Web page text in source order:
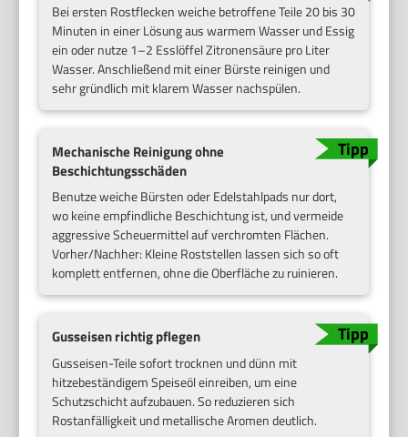
Bei ersten Rostflecken weiche betroffene Teile 20 bis 30
Minuten in einer Lösung aus warmem Wasser und Essig
ein oder nutze 1–2 Esslöffel Zitronensäure pro Liter
Wasser. Anschließend mit einer Bürste reinigen und
sehr gründlich mit klarem Wasser nachspülen.
Mechanische Reinigung ohne
Beschichtungsschäden
Benutze weiche Bürsten oder Edelstahlpads nur dort,
wo keine empfindliche Beschichtung ist, und vermeide
aggressive Scheuermittel auf verchromten Flächen.
Vorher/Nachher: Kleine Roststellen lassen sich so oft
komplett entfernen, ohne die Oberfläche zu ruinieren.
Gusseisen richtig pflegen
Gusseisen-Teile sofort trocknen und dünn mit
hitzebeständigem Speiseöl einreiben, um eine
Schutzschicht aufzubauen. So reduzieren sich
Rostanfälligkeit und metallische Aromen deutlich.